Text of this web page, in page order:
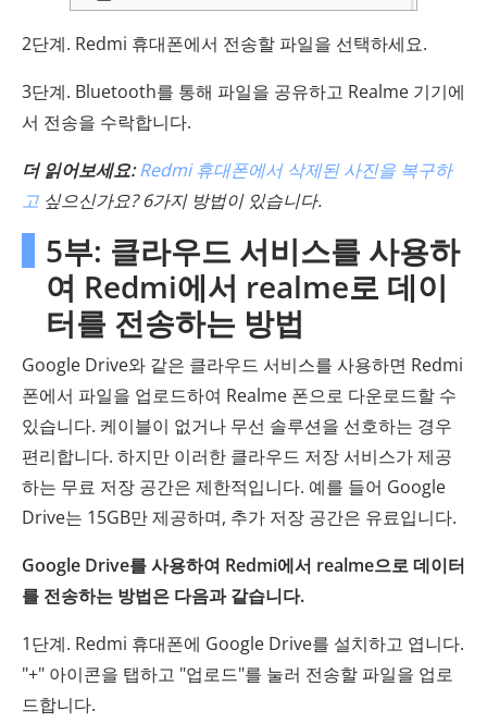
2단계. Redmi 휴대폰에서 전송할 파일을 선택하세요.
3단계. Bluetooth를 통해 파일을 공유하고 Realme 기기에
서 전송을 수락합니다.
더 읽어보세요: Redmi 휴대폰에서 삭제된 사진을 복구하
고 싶으신가요? 6가지 방법이 있습니다.
5부: 클라우드 서비스를 사용하
여 Redmi에서 realme로 데이
터를 전송하는 방법
Google Drive와 같은 클라우드 서비스를 사용하면 Redmi
폰에서 파일을 업로드하여 Realme 폰으로 다운로드할 수
있습니다. 케이블이 없거나 무선 솔루션을 선호하는 경우
편리합니다. 하지만 이러한 클라우드 저장 서비스가 제공
하는 무료 저장 공간은 제한적입니다. 예를 들어 Google
Drive는 15GB만 제공하며, 추가 저장 공간은 유료입니다.
Google Drive를 사용하여 Redmi에서 realme으로 데이터
를 전송하는 방법은 다음과 같습니다.
1단계. Redmi 휴대폰에 Google Drive를 설치하고 엽니다.
"+" 아이콘을 탭하고 "업로드"를 눌러 전송할 파일을 업로
드합니다.